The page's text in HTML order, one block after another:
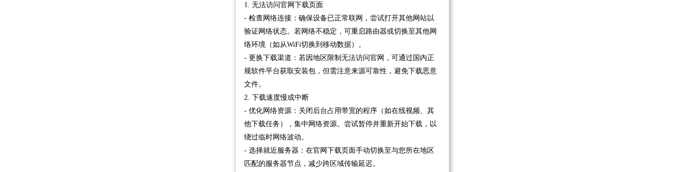
1. 无法访问官网下载页面
- 检查网络连接：确保设备已正常联网，尝试打开其他网站以
验证网络状态。若网络不稳定，可重启路由器或切换至其他网
络环境（如从WiFi切换到移动数据）。
- 更换下载渠道：若因地区限制无法访问官网，可通过国内正
规软件平台获取安装包，但需注意来源可靠性，避免下载恶意
文件。
2. 下载速度慢或中断
- 优化网络资源：关闭后台占用带宽的程序（如在线视频、其
他下载任务），集中网络资源。尝试暂停并重新开始下载，以
绕过临时网络波动。
- 选择就近服务器：在官网下载页面手动切换至与您所在地区
匹配的服务器节点，减少跨区域传输延迟。